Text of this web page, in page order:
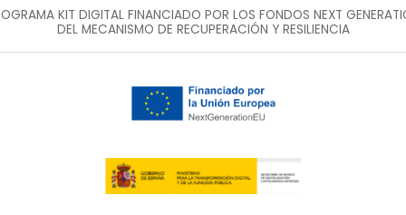
KIT DIGITAL FINANCIADO POR LOS FONDOS NEXT
DEL MECANISMO DE RECUPERACIÓN Y RESILIENCIA